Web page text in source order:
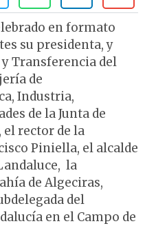
en formato
su presidenta, y
Transferencia del
de
Industria,
de la Junta de
el rector de la
Piniella, el alcalde
la
de Algeciras,
del
en el Campo de